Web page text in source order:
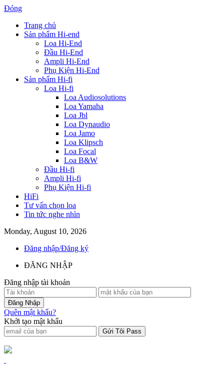
Đóng
Trang chủ
Sản phẩm Hi-end
Loa Hi-End
Đầu Hi-End
Ampli Hi-End
Phụ Kiện Hi-End
Sản phẩm Hi-fi
Loa Hi-fi
Loa Audiosolutions
Loa Yamaha
Loa Jbl
Loa Dynaudio
Loa Jamo
Loa Klipsch
Loa Focal
Loa B&W
Đầu Hi-fi
Ampli Hi-fi
Phụ Kiện Hi-fi
HiFi
Tư vấn chọn loa
Tin tức nghe nhìn
Monday, August 10, 2026
Đăng nhập/Đăng ký
ĐĂNG NHẬP
Đăng nhập tài khoản
Quên mật khẩu?
Khởi tạo mật khẩu